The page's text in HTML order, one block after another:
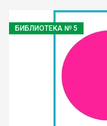
БИБЛИОТЕКА № 5